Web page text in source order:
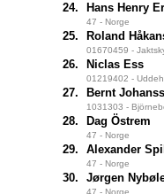
24. Hans Henry
47 - Norge
25. Roland
01670459 -
26. Niclas Ess
01219402 -
27. Bernt
1031303 -
28. Dag Östrem
47 - Norge
29. Alexander
47 - Norge
30. Jørgen
47 - Norge